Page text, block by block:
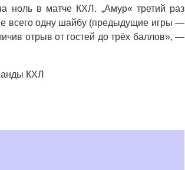
ноль в матче КХЛ. „Амур« третий раз
всего одну шайбу (предыдущие игры —
отрыв от гостей до трёх баллов», —
КХЛ